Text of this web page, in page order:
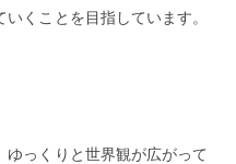
くことを目指しています。
っくりと世界観が広がって